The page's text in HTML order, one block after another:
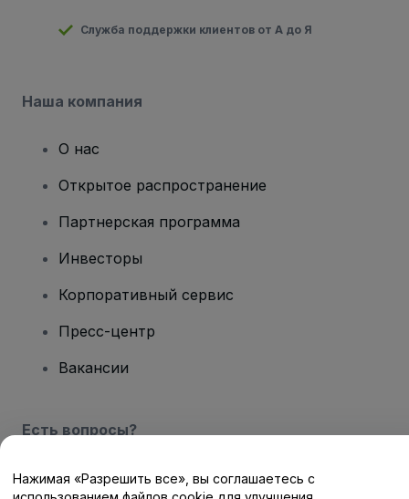
Служба поддержки клиентов от А до Я
Наша компания
О нас
Открытое распространение
Партнерская программа
Инвесторы
Корпоративный сервис
Пресс-центр
Вакансии
Есть вопросы?
Центр помощи / Свяжитесь с нами
Нажимая «Разрешить все», вы соглашаетесь с